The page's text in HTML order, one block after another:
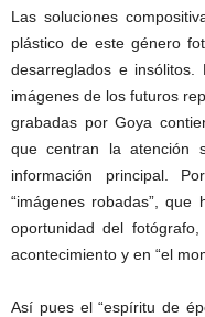
Las soluciones
plástico de este género
desarreglados e
imágenes de los futuros
grabadas por Goya
que centran la atención
información principal.
“imágenes robadas”,
oportunidad del
acontecimiento y en “el
Así pues el “espíritu de